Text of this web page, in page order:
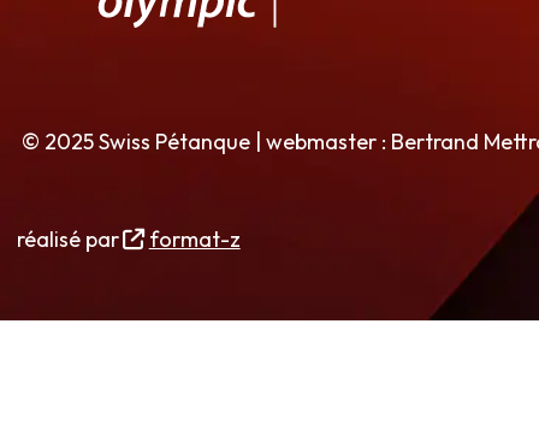
© 2025 Swiss Pétanque | webmaster : Bertrand
réalisé par format-z